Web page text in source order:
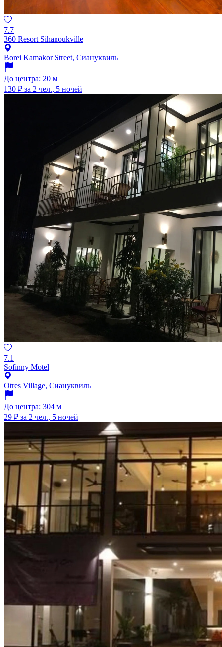
7.7
360 Resort Sihanoukville
Borei Kamakor Street, Сиануквиль
До центра: 20 м
130 ₽ за 2 чел., 5 ночей
7.1
Sofinny Motel
Otres Village, Сиануквиль
До центра: 304 м
29 ₽ за 2 чел., 5 ночей